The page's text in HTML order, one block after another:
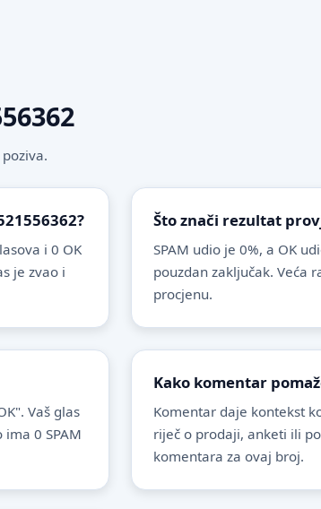
i 0 OK
je zvao i
Što znači rezultat
SPAM udio je 0%, a OK
pouzdan zaključak. Veća
procjenu.
Vaš glas
0 SPAM
Kako komentar
Komentar daje kontekst
riječ o prodaji, anketi ili
komentara za ovaj broj.